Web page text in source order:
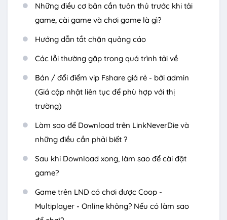
Những điều cơ bản cần tuân thủ trước khi tải
game, cài game và chơi game là gì?
Hướng dẫn tắt chặn quảng cáo
Các lỗi thường gặp trong quá trình tải về
Bán / đổi điểm vip Fshare giá rẻ - bởi admin
(Giá cập nhật liên tục để phù hợp với thị
trường)
Làm sao để Download trên LinkNeverDie và
những điều cần phải biết ?
Sau khi Download xong, làm sao để cài đặt
game?
Game trên LND có chơi được Coop -
Multiplayer - Online không? Nếu có làm sao